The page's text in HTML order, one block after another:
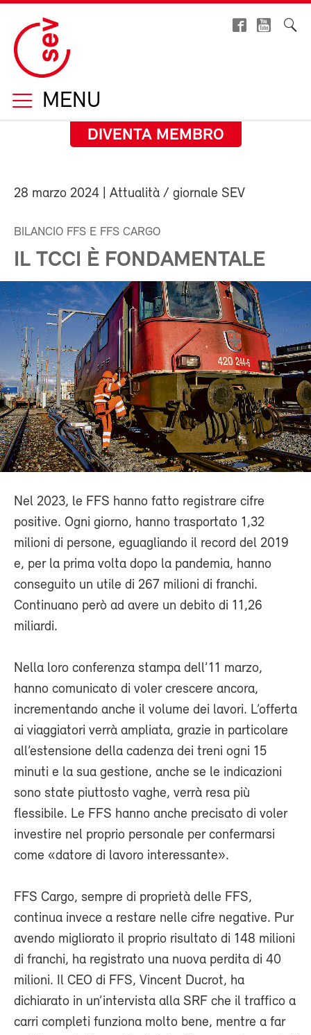
MENU
DIVENTA MEMBRO
28 marzo 2024 | Attualità / giornale SEV
BILANCIO FFS E FFS CARGO
IL TCCI È FONDAMENTALE
Nel 2023, le FFS hanno fatto registrare cifre
positive. Ogni giorno, hanno trasportato 1,32
milioni di persone, eguagliando il record del 2019
e, per la prima volta dopo la pandemia, hanno
conseguito un utile di 267 milioni di franchi.
Continuano però ad avere un debito di 11,26
miliardi.
Nella loro conferenza stampa dell’11 marzo,
hanno comunicato di voler crescere ancora,
incrementando anche il volume dei lavori. L’offerta
ai viaggiatori verrà ampliata, grazie in particolare
all’estensione della cadenza dei treni ogni 15
minuti e la sua gestione, anche se le indicazioni
sono state piuttosto vaghe, verrà resa più
flessibile. Le FFS hanno anche precisato di voler
investire nel proprio personale per confermarsi
come «datore di lavoro interessante».
FFS Cargo, sempre di proprietà delle FFS,
continua invece a restare nelle cifre negative. Pur
avendo migliorato il proprio risultato di 148 milioni
di franchi, ha registrato una nuova perdita di 40
milioni. Il CEO di FFS, Vincent Ducrot, ha
dichiarato in un’intervista alla SRF che il traffico a
carri completi funziona molto bene, mentre a far